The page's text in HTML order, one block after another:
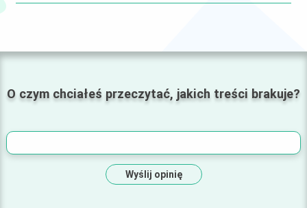
O czym chciałeś przeczytać, jakich treści brakuje?
Wyślij opinię